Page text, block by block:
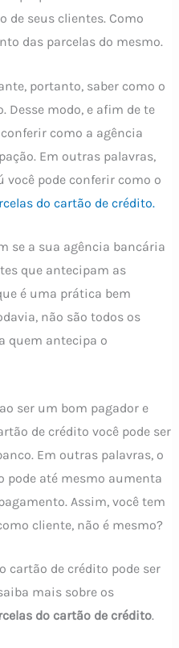
de seus clientes. Como
das parcelas do mesmo.
portanto, saber como o
Desse modo, e afim de te
como a agência
Em outras palavras,
você pode conferir como o
do cartão de crédito.
se a sua agência bancária
que antecipam as
é uma prática bem
não são todos os
quem antecipa o
ser um bom pagador e
de crédito você pode ser
Em outras palavras, o
pode até mesmo aumenta
Assim, você tem
cliente, não é mesmo?
cartão de crédito pode ser
mais sobre os
do cartão de crédito.